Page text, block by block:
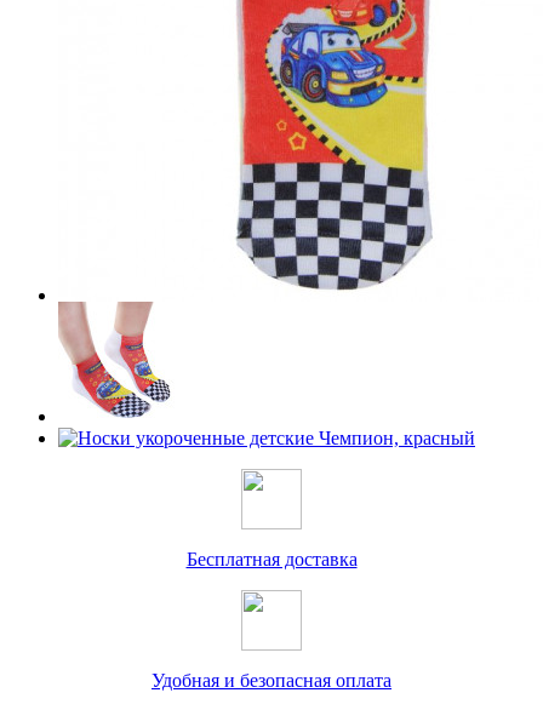
Бесплатная доставка
Удобная и безопасная оплата